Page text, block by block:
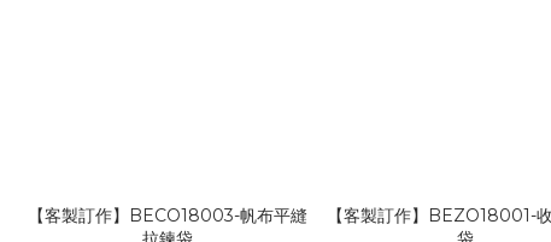
【客製訂作】BECO18003-帆布平縫
【客製訂作】BEZO18001-